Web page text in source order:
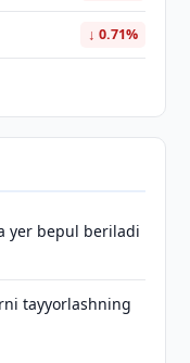
↓ 0.71%
yer bepul beriladi
tayyorlashning